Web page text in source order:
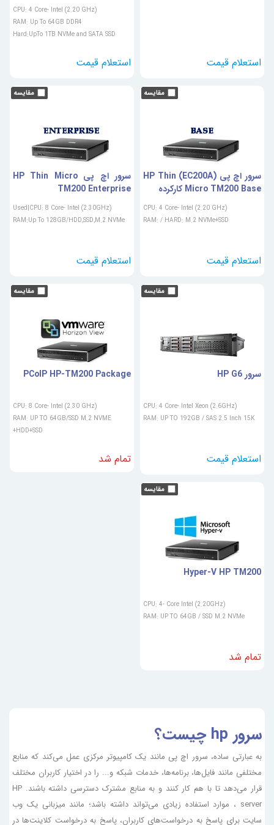
CPU: 4 Core- Intel (2.20 GHz)
RAM: Up To 64GB DDR4
Hard:UpTo 1TB NVMe and SATA SSD
سرور اچ پی (EC200A) HP Thin
Micro TM200 Base کارکرده
CPU: 4 Core- Intel (2.20 GHz)
RAM: / HARD: M.2 NVMe+SSD
سرور اچ پی HP Thin Micro
TM200 Enterprise
Used|CPU: 8 Core- Intel (2.30GHz)
RAM:Up To 128GB/HDD,SSD,M.2 NVMe
سرور HP G6
CPU: 4 Core- Intel Xeon (2.6GHz)
RAM: UP TO 192GB / SAS 2.5 Inch 15K
PCoIP HP-TM200 Package
CPU: 8 Core- Intel (2.30 GHz)
RAM: UP TO 64GB/SSD M.2 NVME
+HDD+SSD
تمام شد
Hyper-V HP TM200
CPU: 4- Core Intel (2.20GHz)
RAM: UP TO 64GB / SSD M.2 NVMe
تمام شد
سرور hp چیست؟
به عبارتی ساده، سرور اچ پی مانند یک کامپیوتر مرکزی عمل می‌کند که منابع
مختلفی مانند فایل‌ها، برنامه‌ها، خدمات شبکه و... را در اختیار کاربران مختلف
قرار می‌دهد تا با هم کار کنند و به منابع مشترک دسترسی داشته باشند. HP
server ، موارد استفاده زیادی می‌تواند داشته باشد؛ مانند میزبانی یک وب
سایت برای پاسخ به درخواست‌ها‌ی کاربران، پاسخ به درخواست کلاینت‌ها‌ در